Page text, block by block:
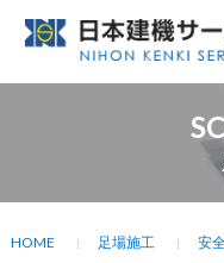
HOME 足場施工 安